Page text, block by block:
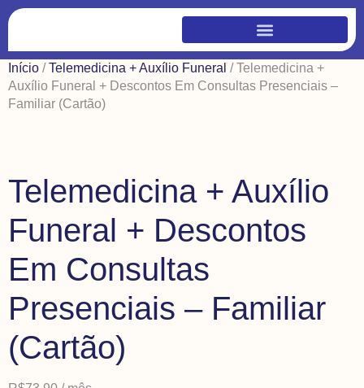
Início /Telemedicina + Auxílio Funeral / Telemedicina +
Auxílio Funeral + Descontos Em Consultas Presenciais –
Familiar (Cartão)
Telemedicina + Auxílio
Funeral + Descontos
Em Consultas
Presenciais – Familiar
(Cartão)